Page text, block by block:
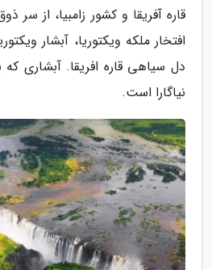
قاره آفریقا و کشور زامبیا، از سر
افتخار ملکه ویکتوریا، آبشار
نیاگارا است.